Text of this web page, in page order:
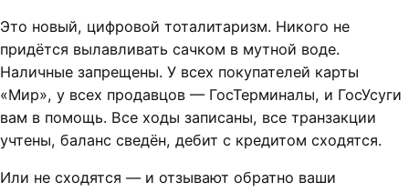
Это новый, цифровой тоталитаризм. Никого не
придётся вылавливать сачком в мутной воде.
Наличные запрещены. У всех покупателей карты
«Мир», у всех продавцов — ГосТерминалы, и ГосУсуги
вам в помощь. Все ходы записаны, все транзакции
учтены, баланс сведён, дебит с кредитом сходятся.
Или не сходятся — и отзывают обратно ваши